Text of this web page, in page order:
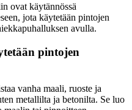
ovat käytännössä
jota käytetään pintojen
avulla.
pintojen
vanha maali, ruoste ja
metallilta ja betonilta. Se luo